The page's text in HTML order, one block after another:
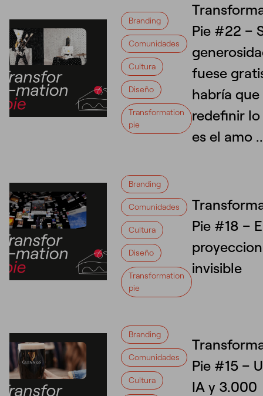
Branding
Comunidades
Cultura
Diseño
Transformation
pie
Pie #22 –
fuese
habría que
redefinir
es el amo
Branding
Comunidades
Cultura
Diseño
Transformation
pie
Pie #18 –
invisible
Branding
Comunidades
Cultura
Pie #15 –
IA y 3.000